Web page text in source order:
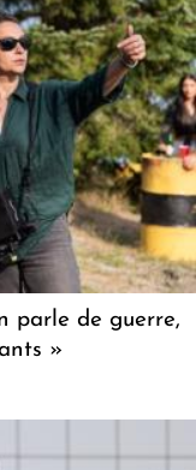
parle de guerre,
»